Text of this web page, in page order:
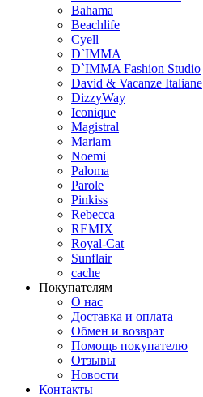
Bahama
Beachlife
Cyell
D`IMMA
D`IMMA Fashion Studio
David & Vacanze Italiane
DizzyWay
Iconique
Magistral
Mariam
Noemi
Paloma
Parole
Pinkiss
Rebecca
REMIX
Royal-Cat
Sunflair
cache
Покупателям
О нас
Доставка и оплата
Обмен и возврат
Помощь покупателю
Отзывы
Новости
Контакты